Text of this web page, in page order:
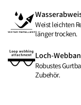
Weist leichten
länger trocken.
Loch-
Robustes
Zubehör.